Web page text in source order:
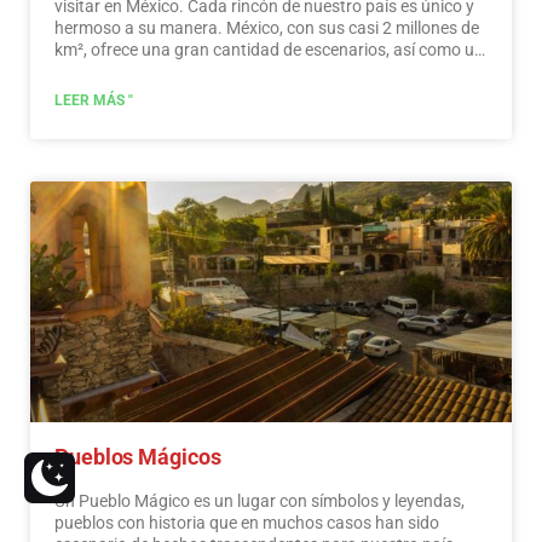
visitar en México. Cada rincón de nuestro país es único y
hermoso a su manera. México, con sus casi 2 millones de
km², ofrece una gran cantidad de escenarios, así como un
que visitar en México. En México, además de las playas y
encontrarás lugares llenos de cultura y tradición, donde
podrás disfrutar de unas vacaciones relajantes,
interesantes y divertidas. En tu viaje por México, no
puedes dejar de comprar recuerdos; la artesanía que se
elabora aquí es de la más alta calidad y reconocida
mundialmente. ¡No te pierdas una ruta de compras!
Leer
más
LEER MÁS "
Pueblos Mágicos
Un Pueblo Mágico es un lugar con símbolos y leyendas,
pueblos con historia que en muchos casos han sido